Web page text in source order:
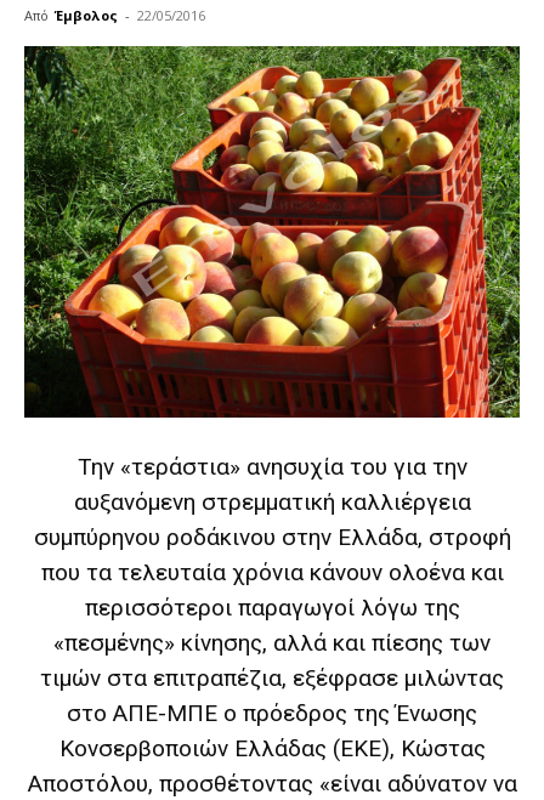
Από Έμβολος - 22/05/2016
Την «τεράστια» ανησυχία του για την
αυξανόμενη στρεμματική καλλιέργεια
συμπύρηνου ροδάκινου στην Ελλάδα, στροφή
που τα τελευταία χρόνια κάνουν ολοένα και
περισσότεροι παραγωγοί λόγω της
«πεσμένης» κίνησης, αλλά και πίεσης των
τιμών στα επιτραπέζια, εξέφρασε μιλώντας
στο ΑΠΕ-ΜΠΕ ο πρόεδρος της Ένωσης
Κονσερβοποιών Ελλάδας (ΕΚΕ), Κώστας
Αποστόλου, προσθέτοντας «είναι αδύνατον να